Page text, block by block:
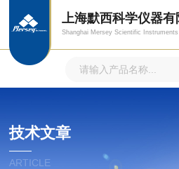
上海默西科学仪器有
Shanghai Mersey Scientific
技术文章
ARTICLE